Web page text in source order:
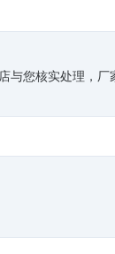
您核实处理，